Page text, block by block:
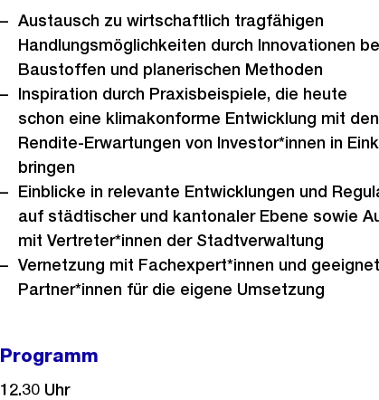
Austausch zu wirtschaftlich tragfähigen
Handlungsmöglichkeiten durch Innovationen
Baustoffen und planerischen Methoden
Inspiration durch Praxisbeispiele, die heute
schon eine klimakonforme Entwicklung mit den
Rendite-Erwartungen von Investor*innen in
bringen
Einblicke in relevante Entwicklungen und
auf städtischer und kantonaler Ebene sowie
mit Vertreter*innen der Stadtverwaltung
Vernetzung mit Fachexpert*innen und
Partner*innen für die eigene Umsetzung
Programm
12.30 Uhr